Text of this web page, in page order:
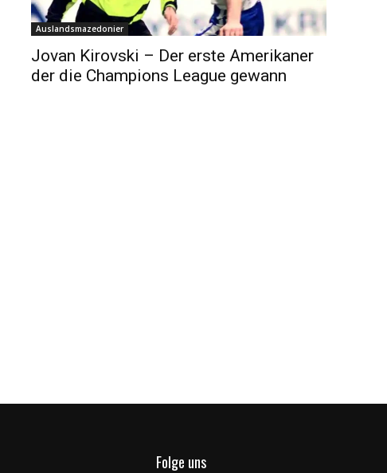
Auslandsmazedonier
Jovan Kirovski – Der erste Amerikaner
der die Champions League gewann
Folge uns